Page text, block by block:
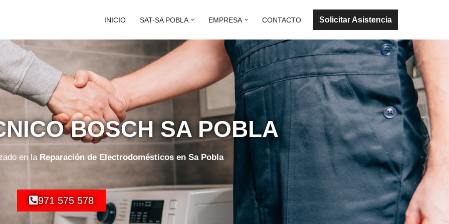
INICIO SAT-SA POBLA EMPRESA CONTACTO Solicitar Asistencia
BOSCH SA POBLA
en la Reparación de Electrodomésticos en Sa Pobla
971 575 578